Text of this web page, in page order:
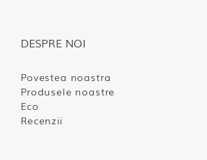
DESPRE NOI
Povestea noastra
Produsele noastre
Eco
Recenzii